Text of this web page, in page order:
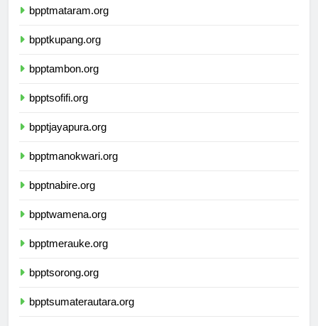
bpptmataram.org
bpptkupang.org
bpptambon.org
bpptsofifi.org
bpptjayapura.org
bpptmanokwari.org
bpptnabire.org
bpptwamena.org
bpptmerauke.org
bpptsorong.org
bpptsumaterautara.org